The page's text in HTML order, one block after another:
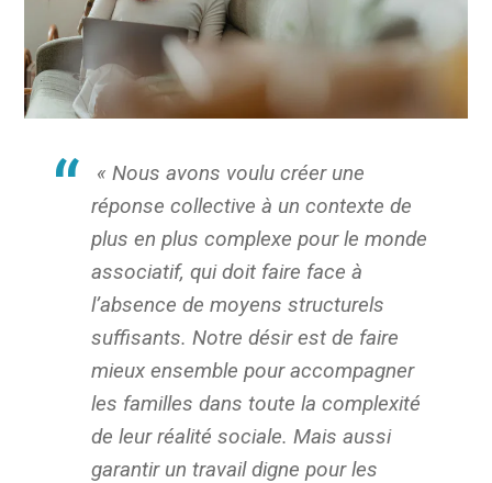
«Nous avons voulu créer une
réponse collective à un contexte de
plus en plus complexe pour le monde
associatif, qui doit faire face à
l’absence de moyens structurels
suffisants. Notre désir est de faire
mieux ensemble pour accompagner
les familles dans toute la complexité
de leur réalité sociale. Mais aussi
garantir un travail digne pour les